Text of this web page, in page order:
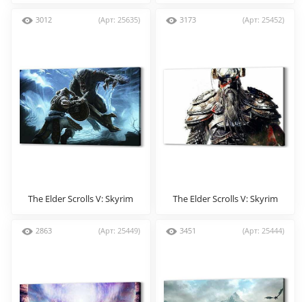
3012 (Арт: 25635)
The Elder Scrolls V: Skyrim
3173 (Арт: 25452)
The Elder Scrolls V: Skyrim
2863 (Арт: 25449) 3451 (Арт: 25444)